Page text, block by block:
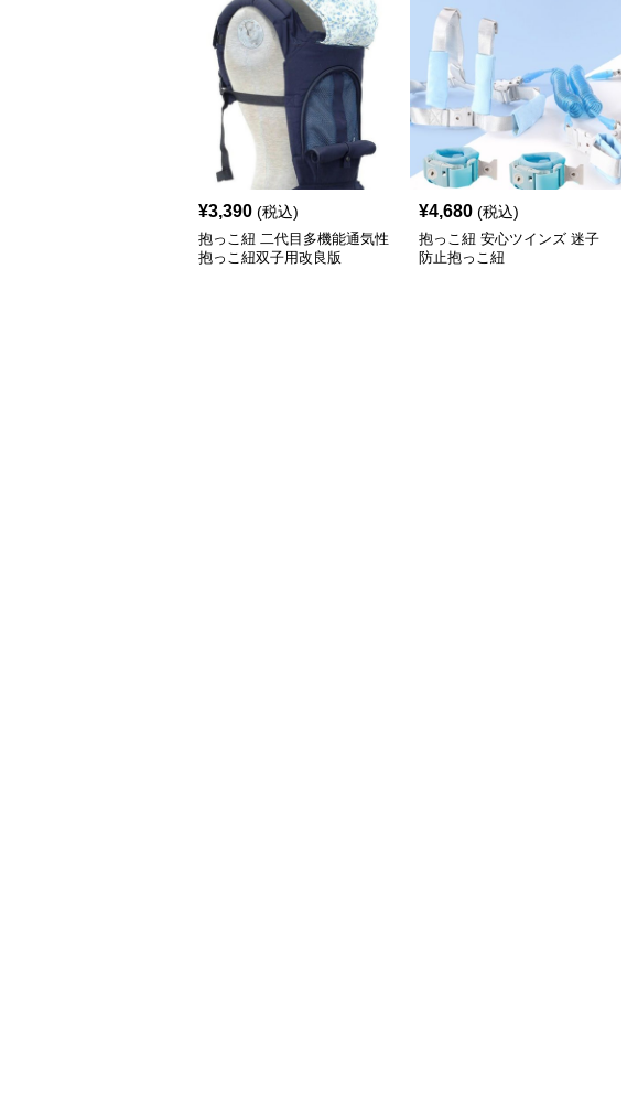
¥3,390 (税込)
抱っこ紐 二代目多機能通気性
抱っこ紐双子用改良版
¥4,680 (税込)
抱っこ紐 安心ツインズ 迷子
防止抱っこ紐